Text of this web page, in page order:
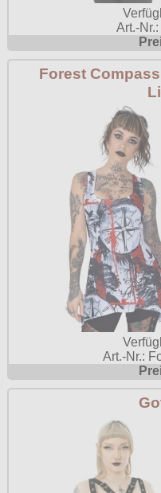
Art.-
Forest
Art.-Nr.: